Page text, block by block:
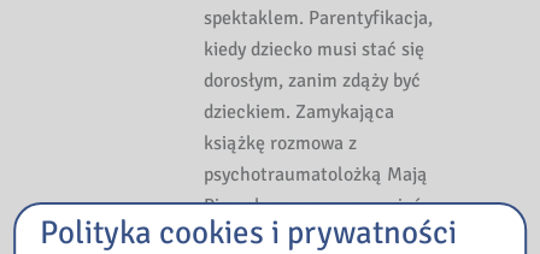
spektaklem. Parentyfikacja,
kiedy dziecko musi stać się
dorosłym, zanim zdąży być
dzieckiem. Zamykająca
książkę rozmowa z
psychotraumatolożką Mają
Pisarek pomaga zrozumieć,
jak doświadczenia z
Polityka cookies i prywatności